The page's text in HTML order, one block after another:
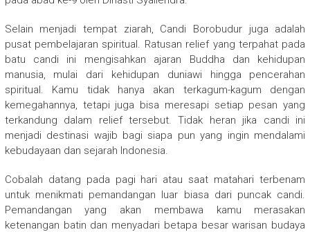
Selain menjadi tempat ziarah, Candi Borobudur juga adalah
pusat pembelajaran spiritual. Ratusan relief yang terpahat pada
batu candi ini mengisahkan ajaran Buddha dan kehidupan
manusia, mulai dari kehidupan duniawi hingga pencerahan
spiritual. Kamu tidak hanya akan terkagum-kagum dengan
kemegahannya, tetapi juga bisa meresapi setiap pesan yang
terkandung dalam relief tersebut. Tidak heran jika candi ini
menjadi destinasi wajib bagi siapa pun yang ingin mendalami
kebudayaan dan sejarah Indonesia.
Cobalah datang pada pagi hari atau saat matahari terbenam
untuk menikmati pemandangan luar biasa dari puncak candi.
Pemandangan yang akan membawa kamu merasakan
ketenangan batin dan menyadari betapa besar warisan budaya